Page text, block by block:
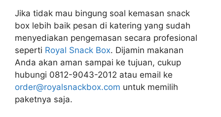
Jika tidak mau bingung soal kemasan snack
box lebih baik pesan di katering yang sudah
menyediakan pengemasan secara profesional
seperti Royal Snack Box. Dijamin makanan
Anda akan aman sampai ke tujuan, cukup
hubungi 0812-9043-2012 atau email ke
order@royalsnackbox.com untuk memilih
paketnya saja.